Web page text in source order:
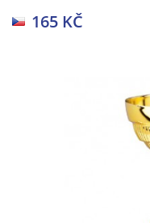
165 KČ